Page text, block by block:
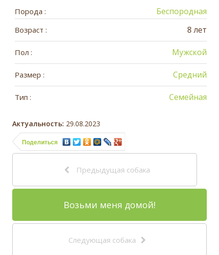
Порода : Беспородная
Возраст : 8 лет
Пол : Мужской
Размер : Средний
Тип : Семейная
Актуальность: 29.08.2023
Поделиться
Предыдущая собака
Возьми меня домой!
Следующая собака